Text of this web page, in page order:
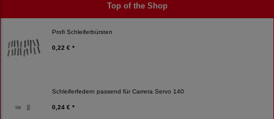
Top of the Shop
Profi Schleiferbürsten
0,22 € *
Schleiferfedern passend für Carrera Servo 140
0,24 € *